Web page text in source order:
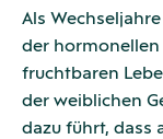
Als
der hormonellen
fruchtbaren
der weiblichen
dazu führt, dass